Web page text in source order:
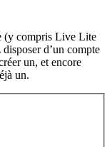
(y compris Live Lite
d’un compte
un, et encore
un.